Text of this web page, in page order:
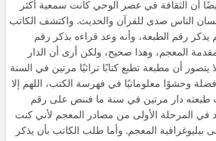
أن الثقافة في عصر الوحي كانت سمعية أكثر
لسان الناس صدى للقرآن والحديث. واكتشف الكاتب
يذكر رقم الطبعة، وأنه وعد قراءه بذكر رقم
المعجم، وهذا صحيح، ولكن أرى أن الدار
يتصور أن مطبعة تطبع كتابًا تراثيًا مرتين في السنة
فضلة وحشوًا معلوماتيًا في فهرسة الكتب، اللهم إلا
طبعته دار مرتين في سنة ما فننص على رقم
في المرحلة الأولى من مصادر المعجم لأني كنت
المعجم. وأما طلب الكاتب بأن يذكر